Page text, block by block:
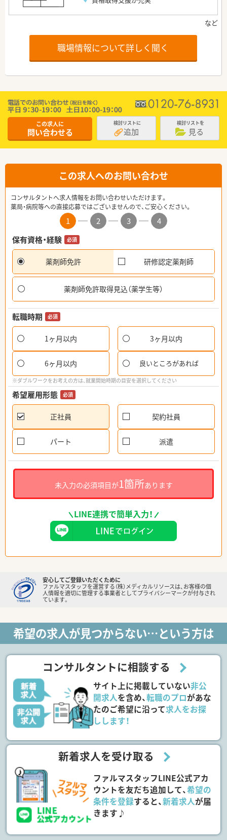
職場情報について詳しく聞く
この求人に
問い合わせる
検討リストに
追加
検討リストを
見る
この求人へのお問い合わせ
コンサルタントへ求人情報をお問い合わせいただけます。
薬局・病院等への直接応募ではございませんので、ご安心ください。
1 2 3
4
保有資格・経験
必須
薬剤師免許 研修認定薬剤師
薬剤師免許取得見込（薬学生等）
転職時期 必須
1ヶ月以内 3ヶ月以内
6ヶ月以内 良いところがあれば
※ダブルワークをお考えの方は、就業開始時期の目安を選択してください
希望雇用形態 必須
正社員 契約社員
パート 派遣
未入力の必須項目が1箇所あります
LINE連携で簡単入力！
安心してご登録いただくために
ファルマスタッフを運営する（株）メディカルリソースは、お客様の個
人情報を適切に管理する事業者としてプライバシーマークが付与され
ています。
希望の求人が見つからない…という方は
コンサルタントに相談する
サイト上に掲載していない非公
開求人を含め、転職のプロがあな
たのご希望に沿って求人をお探
しします！
新着求人を受け取る
ファルマスタッフLINE公式アカ
ウントを友だち追加して、希望の
条件を登録すると、新着求人が届
きます♪